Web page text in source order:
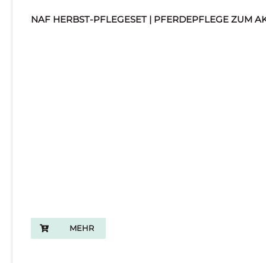
NAF HERBST-PFLEGESET | PFERDEPFLEGE ZUM
MEHR